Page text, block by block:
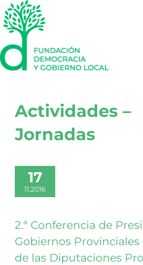
Saltar
al
contenido
Actividades –
Jornadas
17
11,2016
2.ª Conferencia de
Gobiernos Provinciales
de las Diputaciones